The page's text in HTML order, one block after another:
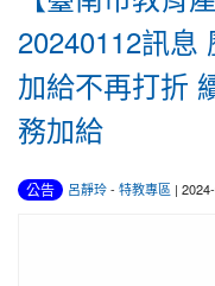
20240112訊息
加給不再打折
務加給
公告 呂靜玲- 特教專區 |